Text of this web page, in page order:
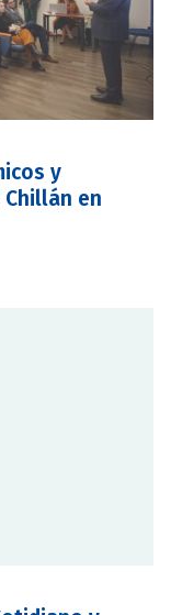
y
Chillán en